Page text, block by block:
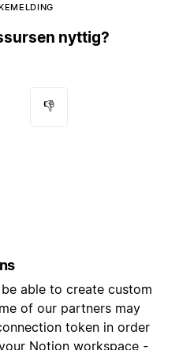
nyttig?
👎
able to create custom
of our partners may
token in order
Notion workspace -